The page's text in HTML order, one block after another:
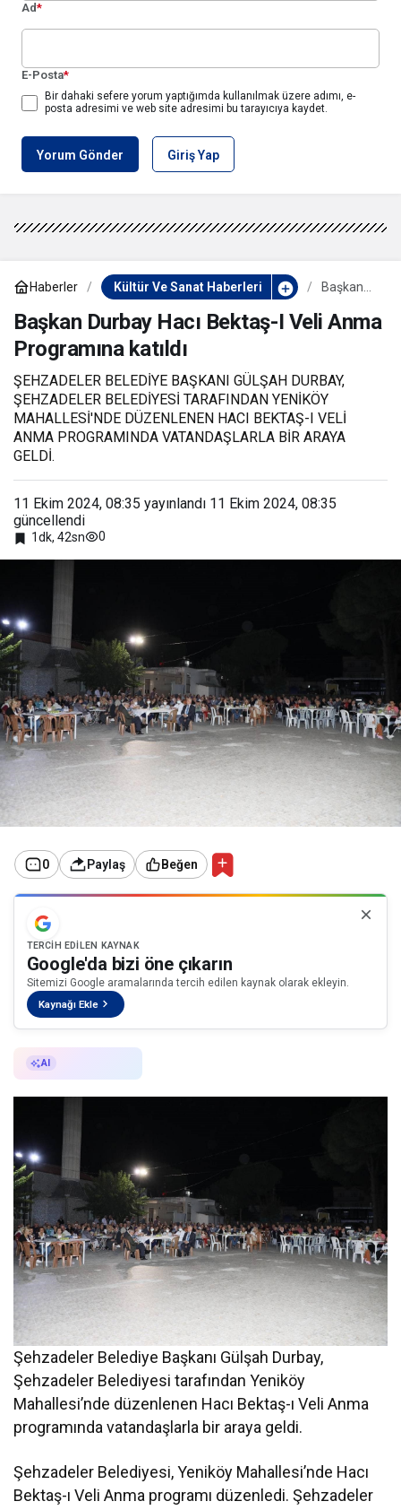
Ad*
E-Posta*
Bir dahaki sefere yorum yaptığımda kullanılmak üzere adımı, e-
posta adresimi ve web site adresimi bu tarayıcıya kaydet.
Yorum Gönder Giriş Yap
Haberler Kültür Ve Sanat Haberleri
Başkan
Hacı
Bektaş-I
Programı
na katıldı
Başkan Durbay Hacı Bektaş-I Veli Anma
Programına katıldı
ŞEHZADELER BELEDİYE BAŞKANI GÜLŞAH DURBAY,
ŞEHZADELER BELEDİYESİ TARAFINDAN YENİKÖY
MAHALLESİ'NDE DÜZENLENEN HACI BEKTAŞ-I VELİ
ANMA PROGRAMINDA VATANDAŞLARLA BİR ARAYA
GELDİ.
11 Ekim 2024, 08:35 yayınlandı 11 Ekim 2024, 08:35
güncellendi
1dk, 42sn 0
0 Paylaş Beğen
TERCIH EDILEN KAYNAK
Google'da bizi öne çıkarın
Sitemizi Google aramalarında tercih edilen kaynak olarak ekleyin.
Kaynağı Ekle
AI
Şehzadeler Belediye Başkanı Gülşah Durbay,
Şehzadeler Belediyesi tarafından Yeniköy
Mahallesi’nde düzenlenen Hacı Bektaş-ı Veli Anma
programında vatandaşlarla bir araya geldi.
Şehzadeler Belediyesi, Yeniköy Mahallesi’nde Hacı
Bektaş-ı Veli Anma programı düzenledi. Şehzadeler